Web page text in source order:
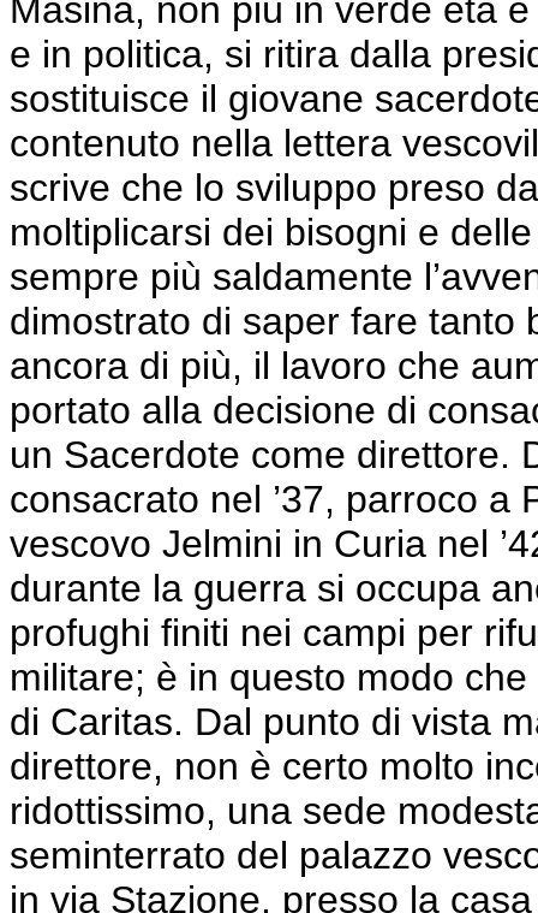
Masina, non più in verde età
e in politica, si ritira dalla
sostituisce il giovane
contenuto nella lettera
scrive che lo sviluppo preso
moltiplicarsi dei bisogni e
sempre più saldamente
dimostrato di saper fare tanto
ancora di più, il lavoro che
portato alla decisione di
un Sacerdote come direttore.
consacrato nel ’37, parroco a
vescovo Jelmini in Curia nel
durante la guerra si occupa
profughi finiti nei campi per
militare; è in questo modo
di Caritas. Dal punto di vista
direttore, non è certo molto
ridottissimo, una sede
seminterrato del palazzo
in via Stazione, presso la